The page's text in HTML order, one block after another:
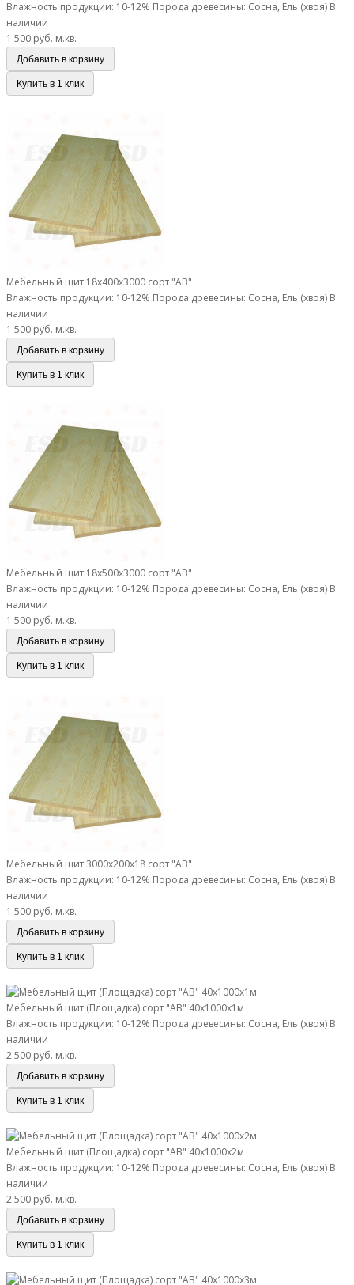
Влажность продукции: 10-12% Порода древесины: Сосна, Ель (хвоя) В
наличии
1 500 руб. м.кв.
Добавить в корзину
Купить в 1 клик
Мебельный щит 18х400х3000 сорт "АВ"
Влажность продукции: 10-12% Порода древесины: Сосна, Ель (хвоя) В
наличии
1 500 руб. м.кв.
Добавить в корзину
Купить в 1 клик
Мебельный щит 18х500х3000 сорт "АВ"
Влажность продукции: 10-12% Порода древесины: Сосна, Ель (хвоя) В
наличии
1 500 руб. м.кв.
Добавить в корзину
Купить в 1 клик
Мебельный щит 3000х200х18 сорт "АВ"
Влажность продукции: 10-12% Порода древесины: Сосна, Ель (хвоя) В
наличии
1 500 руб. м.кв.
Добавить в корзину
Купить в 1 клик
Мебельный щит (Площадка) сорт "АВ" 40х1000х1м
Влажность продукции: 10-12% Порода древесины: Сосна, Ель (хвоя) В
наличии
2 500 руб. м.кв.
Добавить в корзину
Купить в 1 клик
Мебельный щит (Площадка) сорт "АВ" 40х1000х2м
Влажность продукции: 10-12% Порода древесины: Сосна, Ель (хвоя) В
наличии
2 500 руб. м.кв.
Добавить в корзину
Купить в 1 клик